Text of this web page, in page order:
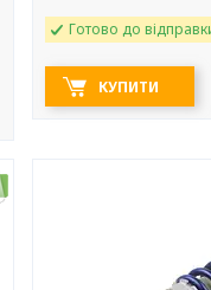
Готово до
КУПИТИ